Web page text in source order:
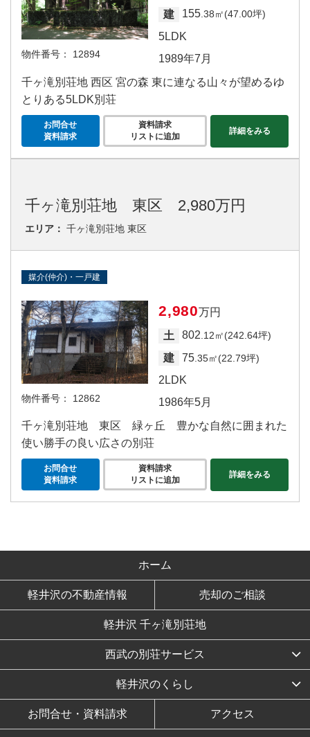
物件番号： 12894
建 155 .38㎡(47.00坪)
5LDK
1989年7月
千ヶ滝別荘地 西区 宮の森 東に連なる山々が望めるゆ
とりある5LDK別荘
お問合せ
資料請求
資料請求
リストに追加
詳細をみる
千ヶ滝別荘地 東区 2,980万円
エリア： 千ヶ滝別荘地 東区
媒介(仲介)・一戸建
物件番号： 12862
2,980万円
土
802 .12㎡(242.64坪)
建 75 .35㎡(22.79坪)
2LDK
1986年5月
千ヶ滝別荘地 東区 緑ヶ丘 豊かな自然に囲まれた
使い勝手の良い広さの別荘
お問合せ
資料請求
資料請求
リストに追加
詳細をみる
ホーム
軽井沢の不動産情報 売却のご相談
軽井沢 千ヶ滝別荘地
西武の別荘サービス
軽井沢のくらし
お問合せ・資料請求 アクセス